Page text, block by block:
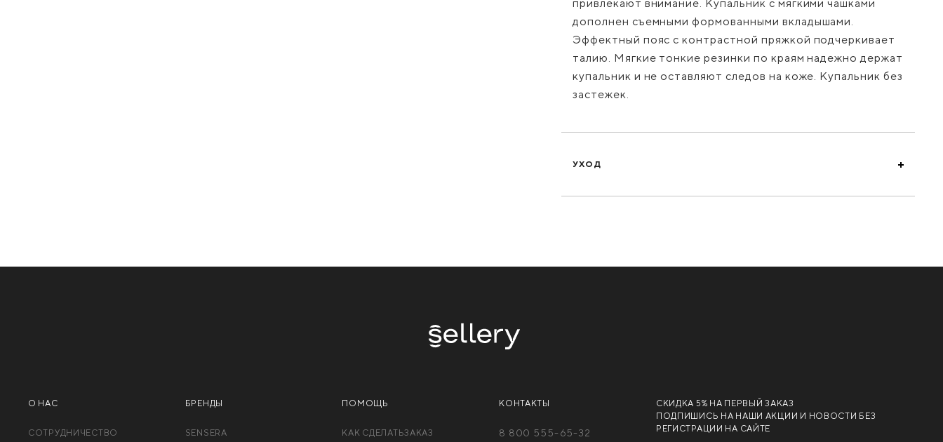
привлекают внимание. Купальник с мягкими чашками
дополнен съемными формованными вкладышами.
Эффектный пояс с контрастной пряжкой подчеркивает
талию. Мягкие тонкие резинки по краям надежно держат
купальник и не оставляют следов на коже. Купальник без
застежек.
УХОД
О НАС
СОТРУДНИЧЕСТВО
БРЕНДЫ
SENSERA
ПОМОЩЬ
КАК СДЕЛАТЬЗАКАЗ
КОНТАКТЫ
8 800 555-65-32
СКИДКА 5% НА ПЕРВЫЙ ЗАКАЗ
ПОДПИШИСЬ НА НАШИ АКЦИИ И НОВОСТИ БЕЗ
РЕГИСТРАЦИИ НА САЙТЕ